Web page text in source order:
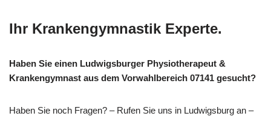
Ihr Krankengymnastik Experte.
Haben Sie einen Ludwigsburger Physiotherapeut &
Krankengymnast aus dem Vorwahlbereich 07141 gesucht?
Haben Sie noch Fragen? – Rufen Sie uns in Ludwigsburg an –